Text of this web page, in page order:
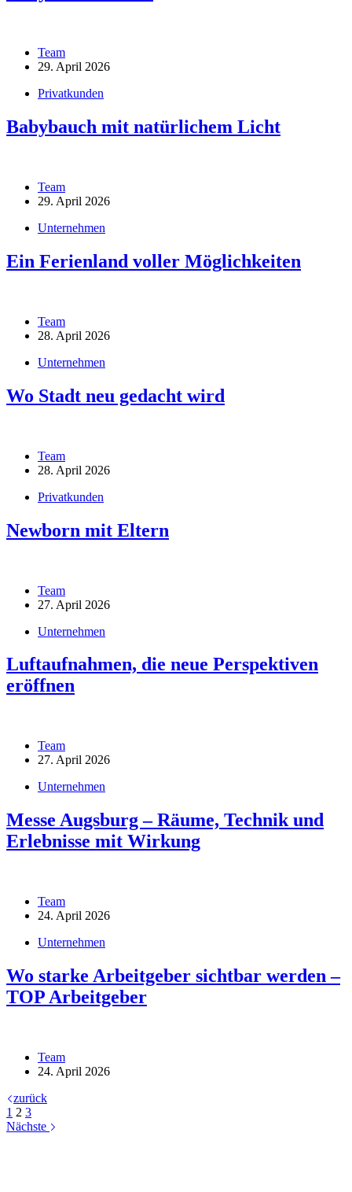
Team
29. April 2026
Privatkunden
Babybauch mit natürlichem Licht
Team
29. April 2026
Unternehmen
Ein Ferienland voller Möglichkeiten
Team
28. April 2026
Unternehmen
Wo Stadt neu gedacht wird
Team
28. April 2026
Privatkunden
Newborn mit Eltern
Team
27. April 2026
Unternehmen
Luftaufnahmen, die neue Perspektiven
eröffnen
Team
27. April 2026
Unternehmen
Messe Augsburg – Räume, Technik und
Erlebnisse mit Wirkung
Team
24. April 2026
Unternehmen
Wo starke Arbeitgeber sichtbar werden –
TOP Arbeitgeber
Team
24. April 2026
zurück
1 2 3
Nächste